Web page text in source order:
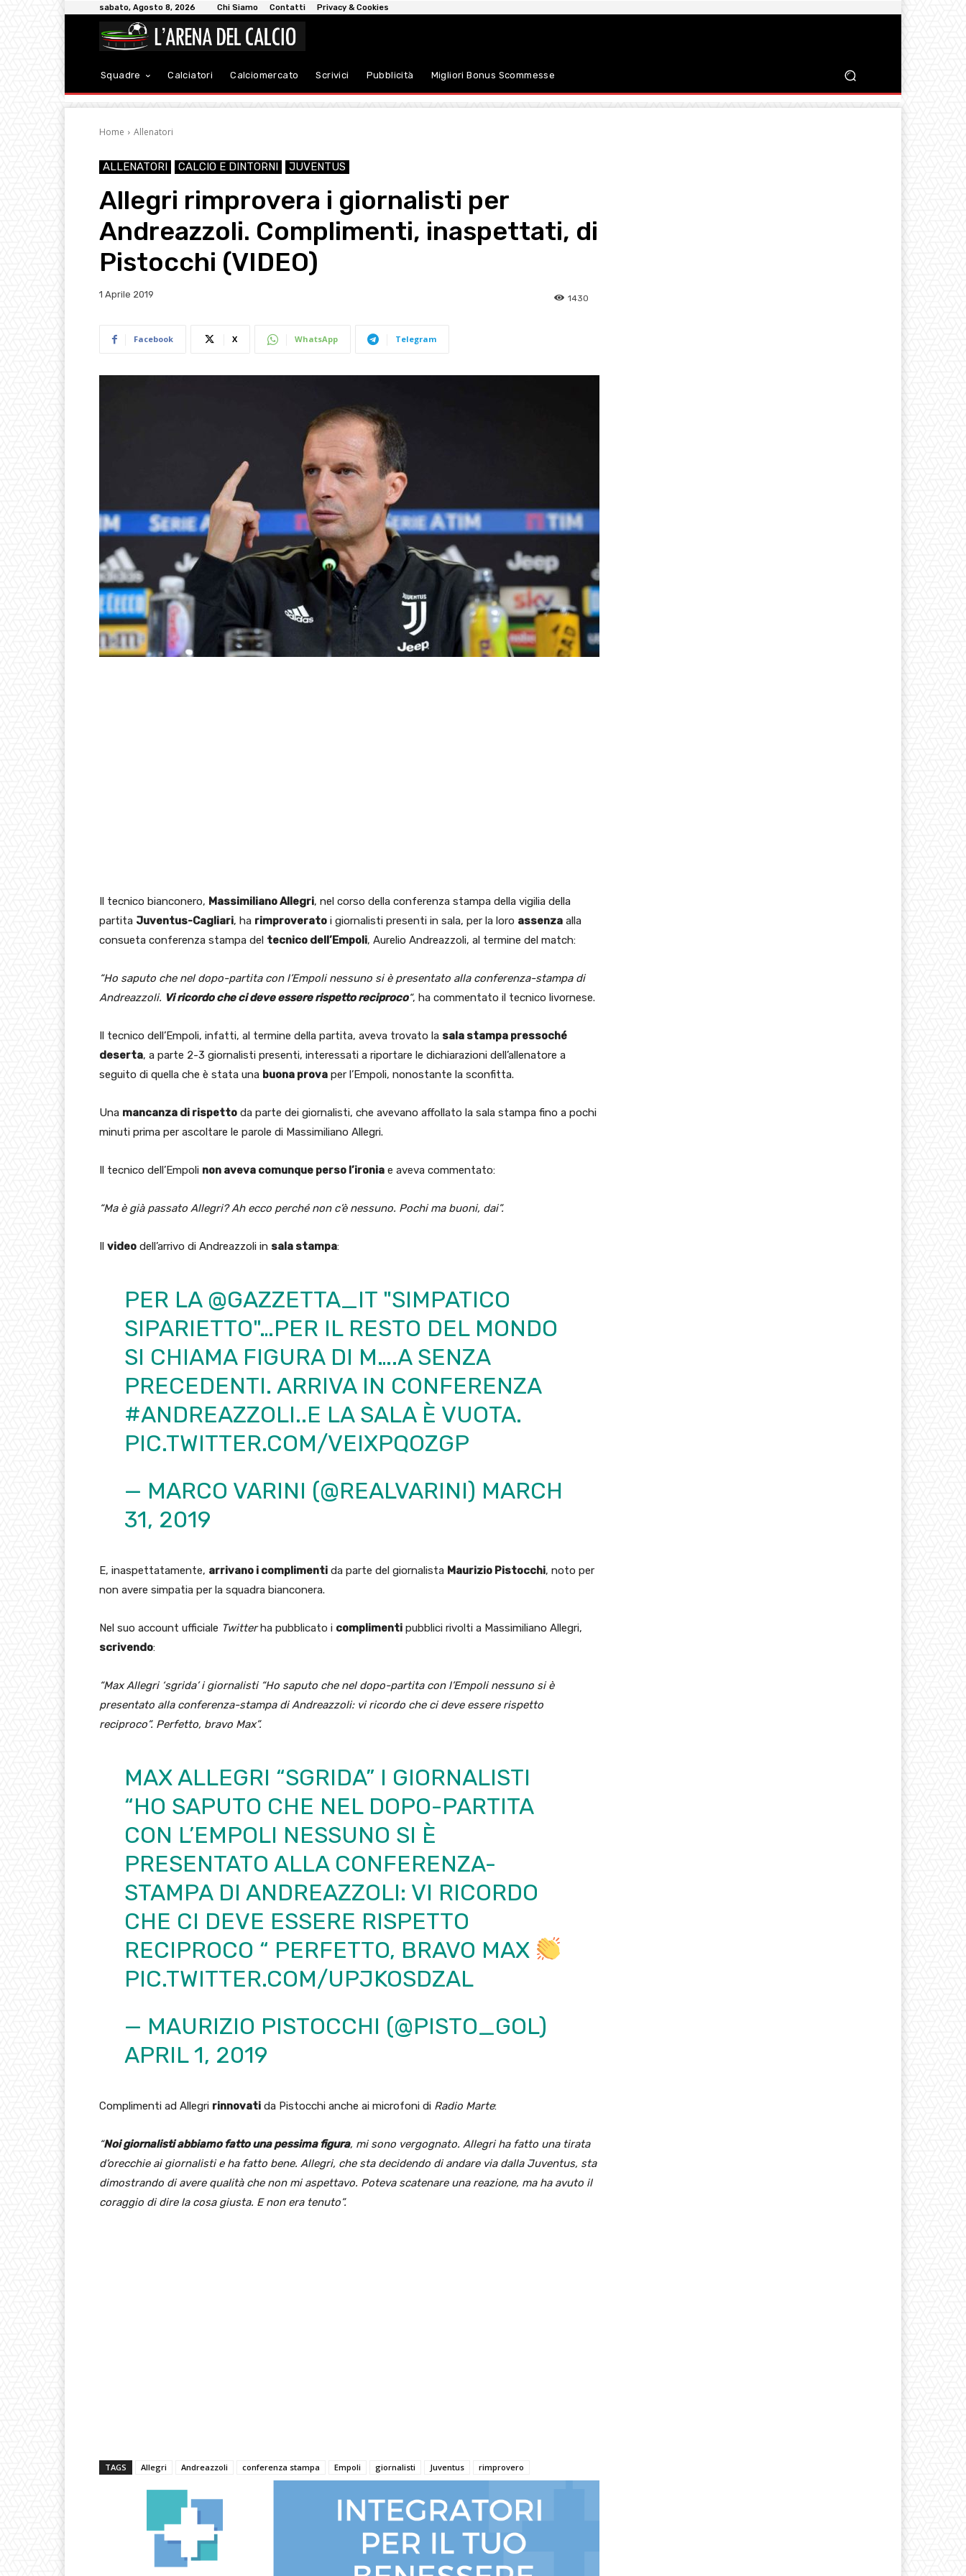
sabato, Agosto 8, 2026 Chi Siamo Contatti Privacy & Cookies
Squadre Calciatori Calciomercato Scrivici Pubblicità Migliori Bonus Scommesse
Home Allenatori
ALLENATORI CALCIO E DINTORNI JUVENTUS
Allegri rimprovera i giornalisti per
Andreazzoli. Complimenti, inaspettati, di
Pistocchi (VIDEO)
1 Aprile 2019 1430
Facebook X WhatsApp Telegram
Il tecnico bianconero, Massimiliano Allegri, nel corso della conferenza stampa della vigilia della
partita Juventus-Cagliari, ha rimproverato i giornalisti presenti in sala, per la loro assenza alla
consueta conferenza stampa del tecnico dell’Empoli, Aurelio Andreazzoli, al termine del match:
“Ho saputo che nel dopo-partita con l’Empoli nessuno si è presentato alla conferenza-stampa di
Andreazzoli. Vi ricordo che ci deve essere rispetto reciproco“, ha commentato il tecnico livornese.
Il tecnico dell’Empoli, infatti, al termine della partita, aveva trovato la sala stampa pressoché
deserta, a parte 2-3 giornalisti presenti, interessati a riportare le dichiarazioni dell’allenatore a
seguito di quella che è stata una buona prova per l’Empoli, nonostante la sconfitta.
Una mancanza di rispetto da parte dei giornalisti, che avevano affollato la sala stampa fino a pochi
minuti prima per ascoltare le parole di Massimiliano Allegri.
Il tecnico dell’Empoli non aveva comunque perso l’ironia e aveva commentato:
“Ma è già passato Allegri? Ah ecco perché non c’è nessuno. Pochi ma buoni, dai”.
Il video dell’arrivo di Andreazzoli in sala stampa:
PER LA @GAZZETTA_IT"SIMPATICO
SIPARIETTO"…PER IL RESTO DEL MONDO
SI CHIAMA FIGURA DI M….A SENZA
PRECEDENTI. ARRIVA IN CONFERENZA
#ANDREAZZOLI..E LA SALA È VUOTA.
PIC.TWITTER.COM/VEIXPQOZGP
— MARCO VARINI (@REALVARINI) MARCH
31, 2019
E, inaspettatamente, arrivano i complimenti da parte del giornalista Maurizio Pistocchi, noto per
non avere simpatia per la squadra bianconera.
Nel suo account ufficiale Twitterha pubblicato i complimenti pubblici rivolti a Massimiliano Allegri,
scrivendo:
“Max Allegri ‘sgrida’ i giornalisti “Ho saputo che nel dopo-partita con l’Empoli nessuno si è
presentato alla conferenza-stampa di Andreazzoli: vi ricordo che ci deve essere rispetto
reciproco”. Perfetto, bravo Max”.
MAX ALLEGRI “SGRIDA” I GIORNALISTI
“HO SAPUTO CHE NEL DOPO-PARTITA
CON L’EMPOLI NESSUNO SI È
PRESENTATO ALLA CONFERENZA-
STAMPA DI ANDREAZZOLI: VI RICORDO
CHE CI DEVE ESSERE RISPETTO
RECIPROCO “ PERFETTO, BRAVO MAX
PIC.TWITTER.COM/UPJKOSDZAL
— MAURIZIO PISTOCCHI (@PISTO_GOL)
APRIL 1, 2019
Complimenti ad Allegri rinnovati da Pistocchi anche ai microfoni di Radio Marte:
“Noi giornalisti abbiamo fatto una pessima figura, mi sono vergognato. Allegri ha fatto una tirata
d’orecchie ai giornalisti e ha fatto bene. Allegri, che sta decidendo di andare via dalla Juventus, sta
dimostrando di avere qualità che non mi aspettavo. Poteva scatenare una reazione, ma ha avuto il
coraggio di dire la cosa giusta. E non era tenuto”.
TAGS Allegri Andreazzoli conferenza stampa Empoli giornalisti Juventus rimprovero